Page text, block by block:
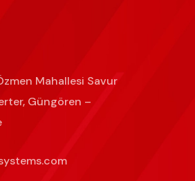
Mahallesi Savur
Güngören –